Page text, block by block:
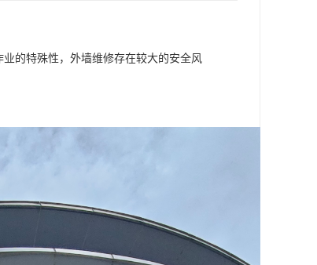
的特殊性，外墙维修存在较大的安全风